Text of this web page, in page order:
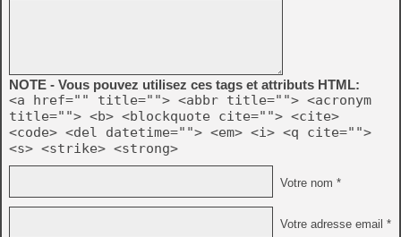
NOTE - Vous pouvez utilisez ces tags et attributs HTML:
<a href="" title=""> <abbr title=""> <acronym
title=""> <b> <blockquote cite=""> <cite>
<code> <del datetime=""> <em> <i> <q cite="">
<s> <strike> <strong>
Votre nom *
Votre adresse email *